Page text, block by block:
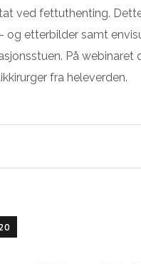
ved fettuthenting.
og etterbilder samt
På webinaret
fra heleverden.